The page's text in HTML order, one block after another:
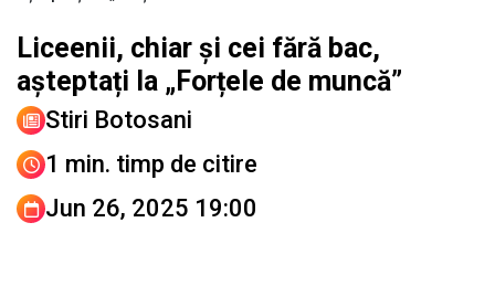
Liceenii, chiar și cei fără bac,
așteptați la „Forțele de muncă”
Stiri Botosani
1 min. timp de citire
Jun 26, 2025 19:00